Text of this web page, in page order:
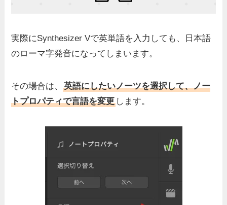
実際にSynthesizer Vで英単語を入力しても、日本語
のローマ字発音になってしまいます。
その場合は、英語にしたいノーツを選択して、ノー
トプロパティで言語を変更 します。